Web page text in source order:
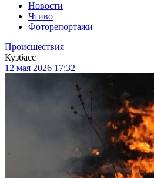
Новости
Чтиво
Фоторепортажи
Происшествия
Кузбасс
12 мая 2026 17:32